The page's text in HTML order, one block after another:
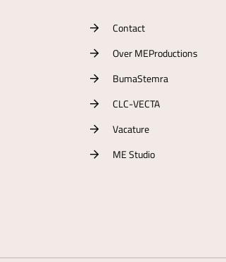
Contact
Over MEProductions
BumaStemra
CLC-VECTA
Vacature
ME Studio